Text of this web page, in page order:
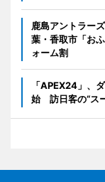
鹿島アントラー
葉・香取市「お
ォーム割
「APEX24」、
始 訪日客の“ス